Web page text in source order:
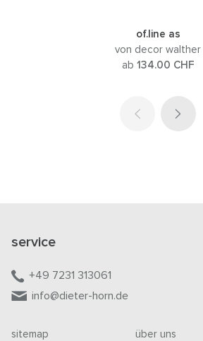
of.line as
von decor walther
ab 134.00 CHF
service
+49 7231 313061
info@dieter-horn.de
sitemap
über uns